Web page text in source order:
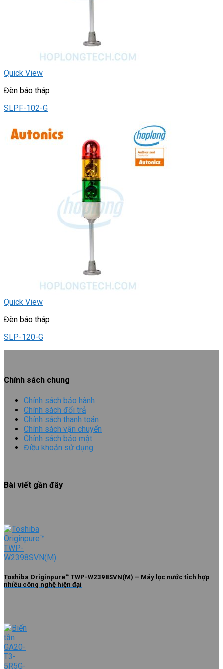
Quick View
Đèn báo tháp
SLPF-102-G
Quick View
Đèn báo tháp
SLP-120-G
Chính sách chung
Chính sách bảo hành
Chính sách đổi trả
Chính sách thanh toán
Chính sách vận chuyển
Chính sách bảo mật
Điều khoản sử dụng
Bài viết gần đây
Toshiba Originpure™ TWP-W2398SVN(M) – Máy lọc nước tích hợp
nhiều công nghệ hiện đại